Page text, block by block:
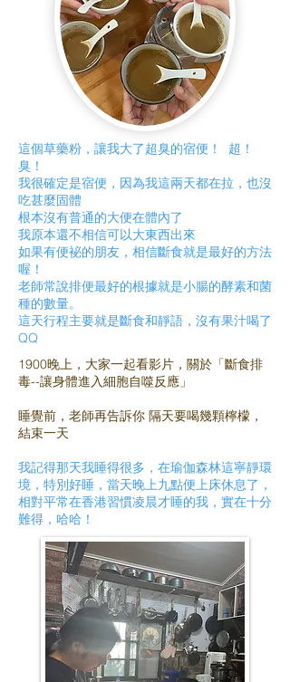
這個草藥粉，讓我大了超臭的宿便！ 超！
臭！
我很確定是宿便，因為我這兩天都在拉，也沒
吃甚麼固體
根本沒有普通的大便在體內了
我原本還不相信可以大東西出來
如果有便袐的朋友，相信斷食就是最好的方法
喔！
老師常說排便最好的根據就是小腸的酵素和菌
種的數量。
這天行程主要就是斷食和靜語，沒有果汁喝了
QQ
1900晚上，大家一起看影片，關於「斷食排
毒--讓身體進入細胞自噬反應」
睡覺前，老師再告訴你 隔天要喝幾顆檸檬，
結束一天
我記得那天我睡得很多，在瑜伽森林這寧靜環
境，特別好睡，當天晚上九點便上床休息了，
相對平常在香港習慣凌晨才睡的我，實在十分
難得，哈哈！